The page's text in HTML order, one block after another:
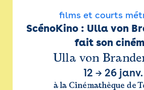
films et courts
ScénoKino : Ulla von
fait son
Ulla von
12 → 26 janv.
à la Cinémathèque de